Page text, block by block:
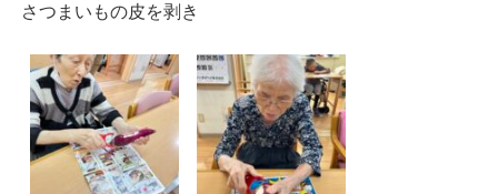
さつまいもの皮を剥き